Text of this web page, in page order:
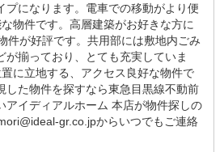
プになります。電車での移動がより便
物件です。高層建築がお好きな方に
件が好評です。共用部には敷地内ごみ
が揃っており、とても充実していま
に立地する、アクセス良好な物件で
した物件を探すなら東急目黒線不動前
アイディアルホーム 本店が物件探しの
gr.co.jpからいつでもご連絡